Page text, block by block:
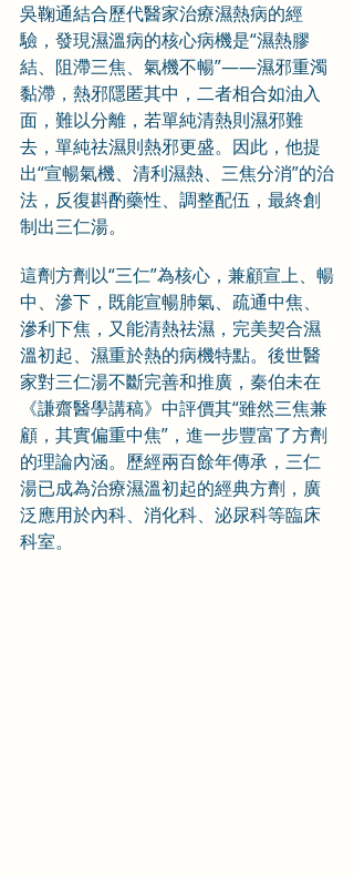
吳鞠通結合歷代醫家治療濕熱病的經
驗，發現濕溫病的核心病機是“濕熱膠
結、阻滯三焦、氣機不暢”——濕邪重濁
黏滯，熱邪隱匿其中，二者相合如油入
面，難以分離，若單純清熱則濕邪難
去，單純祛濕則熱邪更盛。因此，他提
出“宣暢氣機、清利濕熱、三焦分消”的治
法，反復斟酌藥性、調整配伍，最終創
制出三仁湯。
這劑方劑以“三仁”為核心，兼顧宣上、暢
中、滲下，既能宣暢肺氣、疏通中焦、
滲利下焦，又能清熱祛濕，完美契合濕
溫初起、濕重於熱的病機特點。後世醫
家對三仁湯不斷完善和推廣，秦伯未在
《謙齋醫學講稿》中評價其“雖然三焦兼
顧，其實偏重中焦”，進一步豐富了方劑
的理論內涵。歷經兩百餘年傳承，三仁
湯已成為治療濕溫初起的經典方劑，廣
泛應用於內科、消化科、泌尿科等臨床
科室。